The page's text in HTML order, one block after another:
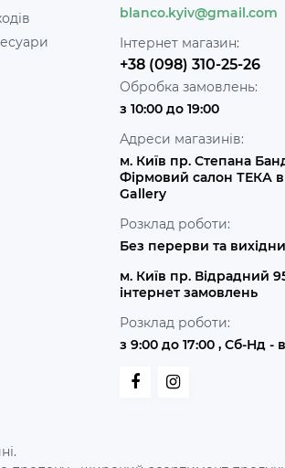
blanco.kyiv@gmail.com
Інтернет магазин:
+38 (098) 310-25-26
Обробка замовлень:
з 10:00 до 19:00
Адреси магазинів:
м. Київ пр. Степана
Фірмовий салон ТЕКА
Gallery
Розклад роботи:
Без перерви та
м. Київ пр. Відрадний
інтернет замовлень
Розклад роботи:
з 9:00 до 17:00 , Сб-Нд -